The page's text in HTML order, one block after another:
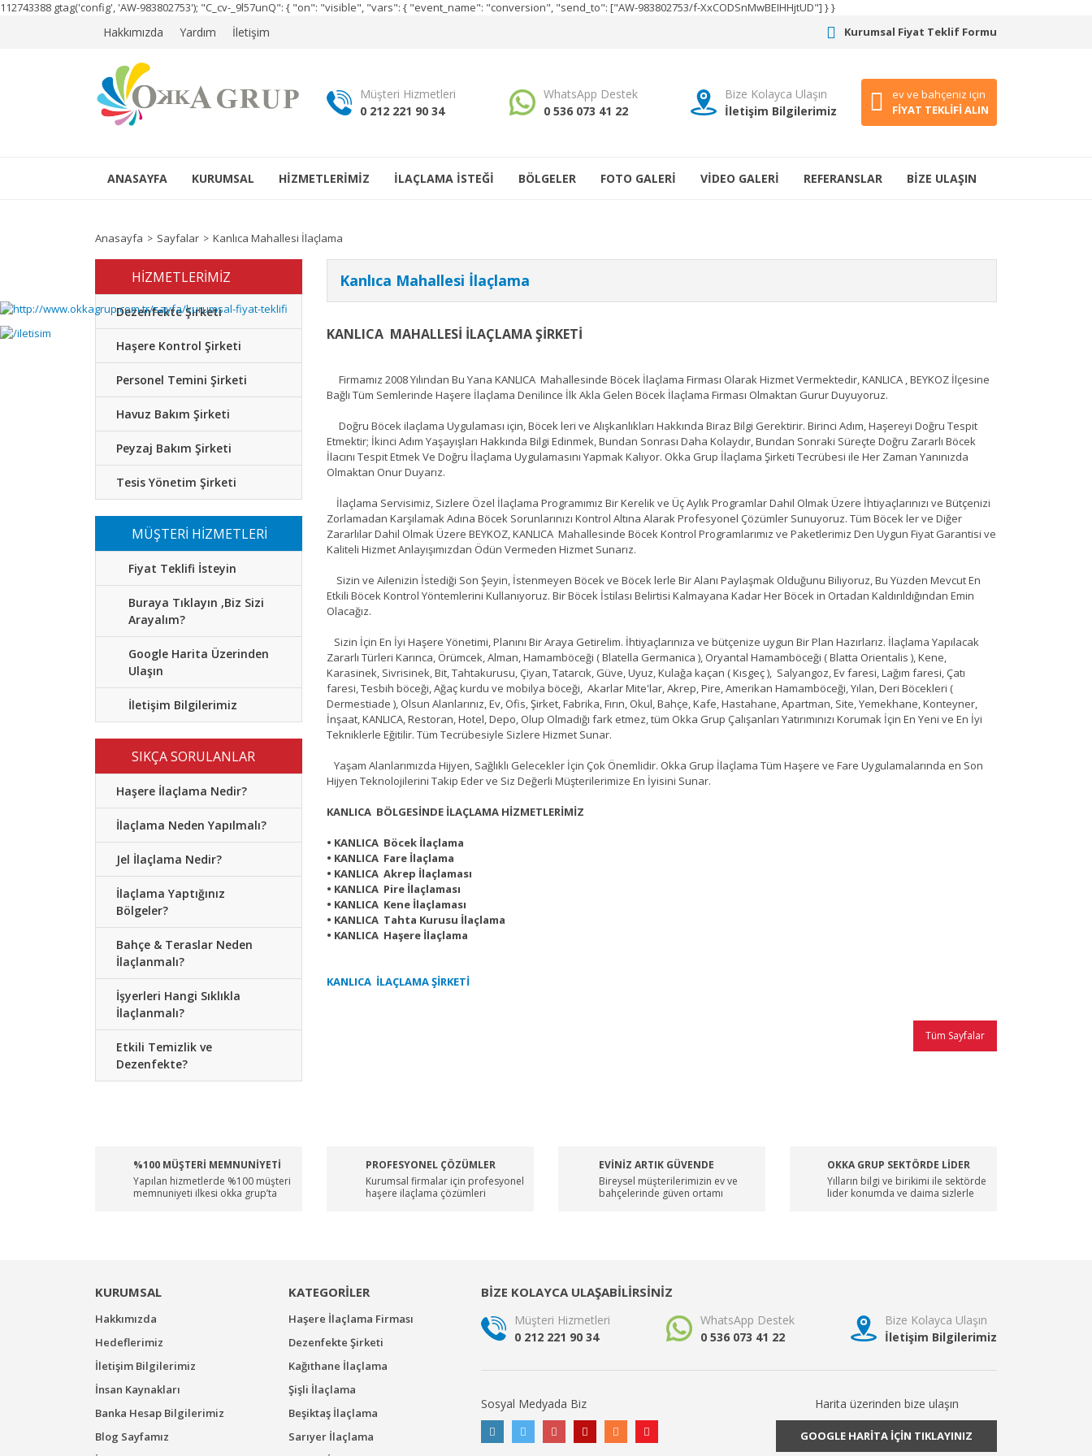
112743388 gtag('config', 'AW-983802753'); "C_cv-_9l57unQ": { "on": "visible", "vars": { "event_name": "conversion", "send_to": ["AW-983802753/f-XxCODSnMwBEIHHjtUD"] } }
Hakkımızda Yardım İletişim Kurumsal Fiyat Teklif Formu
Müşteri Hizmetleri
0 212 221 90 34
WhatsApp Destek
0 536 073 41 22
Bize Kolayca Ulaşın
İletişim Bilgilerimiz
ev ve bahçeniz için
FİYAT TEKLİFİ ALIN
ANASAYFA KURUMSAL HİZMETLERİMİZ İLAÇLAMA İSTEĞİ BÖLGELER FOTO GALERİ VİDEO GALERİ REFERANSLAR BİZE ULAŞIN
Anasayfa Sayfalar Kanlıca Mahallesi İlaçlama
HİZMETLERİMİZ
Dezenfekte Şirketi
Haşere Kontrol Şirketi
Personel Temini Şirketi
Havuz Bakım Şirketi
Peyzaj Bakım Şirketi
Tesis Yönetim Şirketi
MÜŞTERİ HİZMETLERİ
Fiyat Teklifi İsteyin
Buraya Tıklayın ,Biz Sizi
Arayalım?
Google Harita Üzerinden
Ulaşın
İletişim Bilgilerimiz
SIKÇA SORULANLAR
Haşere İlaçlama Nedir?
İlaçlama Neden Yapılmalı?
Jel İlaçlama Nedir?
İlaçlama Yaptığınız
Bölgeler?
Bahçe & Teraslar Neden
İlaçlanmalı?
İşyerleri Hangi Sıklıkla
İlaçlanmalı?
Etkili Temizlik ve
Dezenfekte?
Kanlıca Mahallesi İlaçlama
KANLICA MAHALLESİ İLAÇLAMA ŞİRKETİ
Firmamız 2008 Yılından Bu Yana KANLICA Mahallesinde Böcek İlaçlama Firması Olarak Hizmet Vermektedir, KANLICA , BEYKOZ İlçesine
Bağlı Tüm Semlerinde Haşere İlaçlama Denilince İlk Akla Gelen Böcek İlaçlama Firması Olmaktan Gurur Duyuyoruz.
Doğru Böcek ilaçlama Uygulaması için, Böcek leri ve Alışkanlıkları Hakkında Biraz Bilgi Gerektirir. Birinci Adım, Haşereyi Doğru Tespit
Etmektir; İkinci Adım Yaşayışları Hakkında Bilgi Edinmek, Bundan Sonrası Daha Kolaydır, Bundan Sonraki Süreçte Doğru Zararlı Böcek
İlacını Tespit Etmek Ve Doğru İlaçlama Uygulamasını Yapmak Kalıyor. Okka Grup İlaçlama Şirketi Tecrübesi ile Her Zaman Yanınızda
Olmaktan Onur Duyarız.
İlaçlama Servisimiz, Sizlere Özel İlaçlama Programımız Bir Kerelik ve Üç Aylık Programlar Dahil Olmak Üzere İhtiyaçlarınızı ve Bütçenizi
Zorlamadan Karşılamak Adına Böcek Sorunlarınızı Kontrol Altına Alarak Profesyonel Çözümler Sunuyoruz. Tüm Böcek ler ve Diğer
Zararlılar Dahil Olmak Üzere BEYKOZ, KANLICA Mahallesinde Böcek Kontrol Programlarımız ve Paketlerimiz Den Uygun Fiyat Garantisi ve
Kaliteli Hizmet Anlayışımızdan Ödün Vermeden Hizmet Sunarız.
Sizin ve Ailenizin İstediği Son Şeyin, İstenmeyen Böcek ve Böcek lerle Bir Alanı Paylaşmak Olduğunu Biliyoruz, Bu Yüzden Mevcut En
Etkili Böcek Kontrol Yöntemlerini Kullanıyoruz. Bir Böcek İstilası Belirtisi Kalmayana Kadar Her Böcek in Ortadan Kaldırıldığından Emin
Olacağız.
Sizin İçin En İyi Haşere Yönetimi, Planını Bir Araya Getirelim. İhtiyaçlarınıza ve bütçenize uygun Bir Plan Hazırlarız. İlaçlama Yapılacak
Zararlı Türleri Karınca, Örümcek, Alman, Hamamböceği ( Blatella Germanica ), Oryantal Hamamböceği ( Blatta Orientalis ), Kene,
Karasinek, Sivrisinek, Bit, Tahtakurusu, Çiyan, Tatarcık, Güve, Uyuz, Kulağa kaçan ( Kısgeç ), Salyangoz, Ev faresi, Lağım faresi, Çatı
faresi, Tesbih böceği, Ağaç kurdu ve mobilya böceği, Akarlar Mite'lar, Akrep, Pire, Amerikan Hamamböceği, Yılan, Deri Böcekleri (
Dermestiade ), Olsun Alanlarınız, Ev, Ofis, Şirket, Fabrika, Fırın, Okul, Bahçe, Kafe, Hastahane, Apartman, Site, Yemekhane, Konteyner,
İnşaat, KANLICA, Restoran, Hotel, Depo, Olup Olmadığı fark etmez, tüm Okka Grup Çalışanları Yatırımınızı Korumak İçin En Yeni ve En İyi
Tekniklerle Eğitilir. Tüm Tecrübesiyle Sizlere Hizmet Sunar.
Yaşam Alanlarımızda Hijyen, Sağlıklı Gelecekler İçin Çok Önemlidir. Okka Grup İlaçlama Tüm Haşere ve Fare Uygulamalarında en Son
Hijyen Teknolojilerini Takip Eder ve Siz Değerli Müşterilerimize En İyisini Sunar.
KANLICA BÖLGESİNDE İLAÇLAMA HİZMETLERİMİZ
• KANLICA Böcek İlaçlama
• KANLICA Fare İlaçlama
• KANLICA Akrep İlaçlaması
• KANLICA Pire İlaçlaması
• KANLICA Kene İlaçlaması
• KANLICA Tahta Kurusu İlaçlama
• KANLICA Haşere İlaçlama
KANLICA İLAÇLAMA ŞİRKETİ
Tüm Sayfalar
%100 MÜŞTERİ MEMNUNİYETİ
Yapılan hizmetlerde %100 müşteri
memnuniyeti ilkesi okka grup’ta
PROFESYONEL ÇÖZÜMLER
Kurumsal firmalar için profesyonel
haşere ilaçlama çözümleri
EVİNİZ ARTIK GÜVENDE
Bireysel müşterilerimizin ev ve
bahçelerinde güven ortamı
OKKA GRUP SEKTÖRDE LİDER
Yılların bilgi ve birikimi ile sektörde
lider konumda ve daima sizlerle
KURUMSAL
Hakkımızda
Hedeflerimiz
İletişim Bilgilerimiz
İnsan Kaynakları
Banka Hesap Bilgilerimiz
Blog Sayfamız
KATEGORİLER
Haşere İlaçlama Firması
Dezenfekte Şirketi
Kağıthane İlaçlama
Şişli İlaçlama
Beşiktaş İlaçlama
Sarıyer İlaçlama
BİZE KOLAYCA ULAŞABİLİRSİNİZ
Müşteri Hizmetleri
0 212 221 90 34
WhatsApp Destek
0 536 073 41 22
Bize Kolayca Ulaşın
İletişim Bilgilerimiz
Sosyal Medyada Biz Harita üzerinden bize ulaşın
GOOGLE HARİTA İÇİN TIKLAYINIZ